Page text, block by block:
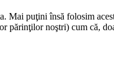
Mai puţini însă folosim
părinţilor noştri) cum că,